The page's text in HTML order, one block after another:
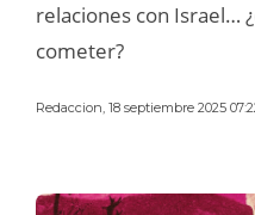
relaciones con Israel…
cometer?
Redaccion, 18 septiembre 2025